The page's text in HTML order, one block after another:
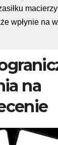
wpłynie na
na